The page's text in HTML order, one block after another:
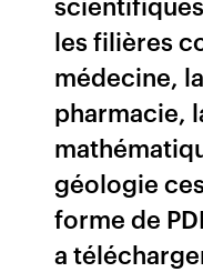
les filières
médecine,
pharmacie,
géologie
forme de
a